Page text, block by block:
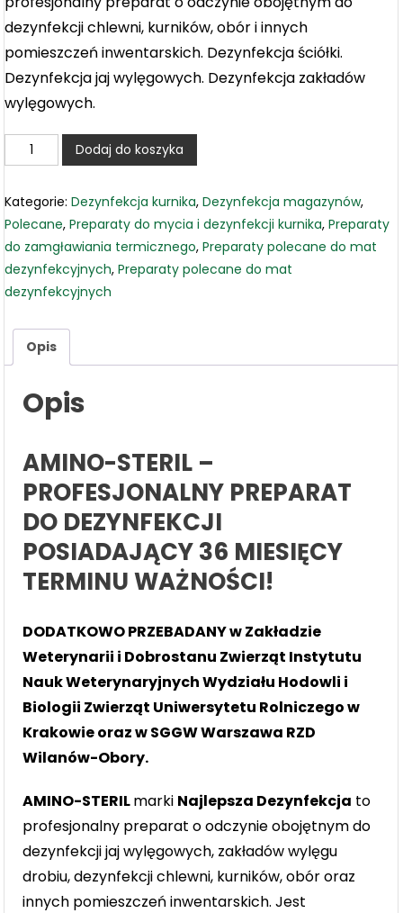
dezynfekcji chlewni, kurników, obór i innych
pomieszczeń inwentarskich. Dezynfekcja ściółki.
Dezynfekcja jaj wylęgowych. Dezynfekcja zakładów
wylęgowych.
ilość
Amino-
5L
Dodaj do koszyka
Kategorie:Dezynfekcja kurnika,Dezynfekcja magazynów,
Polecane,Preparaty do mycia i dezynfekcji kurnika,Preparaty
do zamgławiania termicznego,Preparaty polecane do mat
dezynfekcyjnych,Preparaty polecane do mat
dezynfekcyjnych
Opis
Opis
AMINO-STERIL –
PROFESJONALNY PREPARAT
DO DEZYNFEKCJI
POSIADAJĄCY 36 MIESIĘCY
TERMINU WAŻNOŚCI!
DODATKOWO PRZEBADANY w Zakładzie
Weterynarii i Dobrostanu Zwierząt Instytutu
Nauk Weterynaryjnych Wydziału Hodowli i
Biologii Zwierząt Uniwersytetu Rolniczego w
Krakowie oraz w SGGW Warszawa RZD
Wilanów-Obory.
AMINO-STERILmarki Najlepsza Dezynfekcja to
profesjonalny preparat o odczynie obojętnym do
dezynfekcji jaj wylęgowych, zakładów wylęgu
drobiu, dezynfekcji chlewni, kurników, obór oraz
innych pomieszczeń inwentarskich. Jest